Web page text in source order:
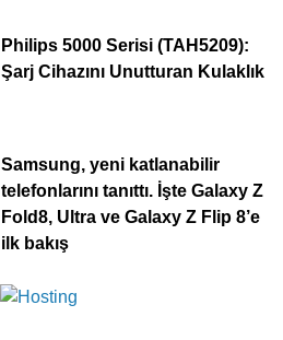
Philips 5000 Serisi (TAH5209):
Şarj Cihazını Unutturan Kulaklık
Samsung, yeni katlanabilir
telefonlarını tanıttı. İşte Galaxy Z
Fold8, Ultra ve Galaxy Z Flip 8’e
ilk bakış